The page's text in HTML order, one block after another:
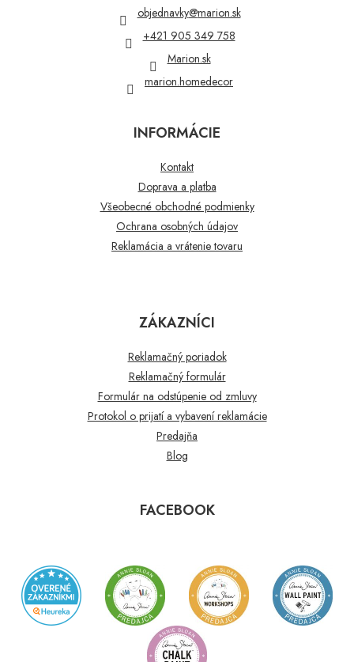
objednavky@marion.sk
+421 905 349 758
Marion.sk
marion.homedecor
INFORMÁCIE
Kontakt
Doprava a platba
Všeobecné obchodné podmienky
Ochrana osobných údajov
Reklamácia a vrátenie tovaru
ZÁKAZNÍCI
Reklamačný poriadok
Reklamačný formulár
Formulár na odstúpenie od zmluvy
Protokol o prijatí a vybavení reklamácie
Predajňa
Blog
FACEBOOK